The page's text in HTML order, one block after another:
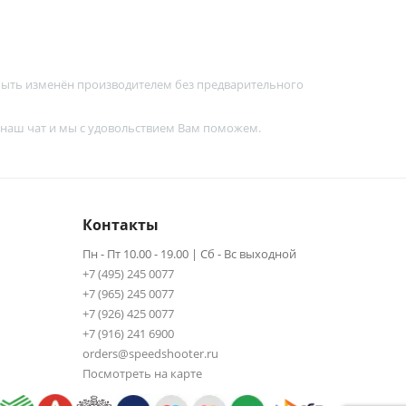
изменён производителем без предварительного
наш чат и мы с удовольствием Вам поможем.
Контакты
Пн - Пт 10.00 - 19.00 | Сб - Вс выходной
+7 (495) 245 0077
+7 (965) 245 0077
+7 (926) 425 0077
+7 (916) 241 6900
orders@speedshooter.ru
Посмотреть на карте